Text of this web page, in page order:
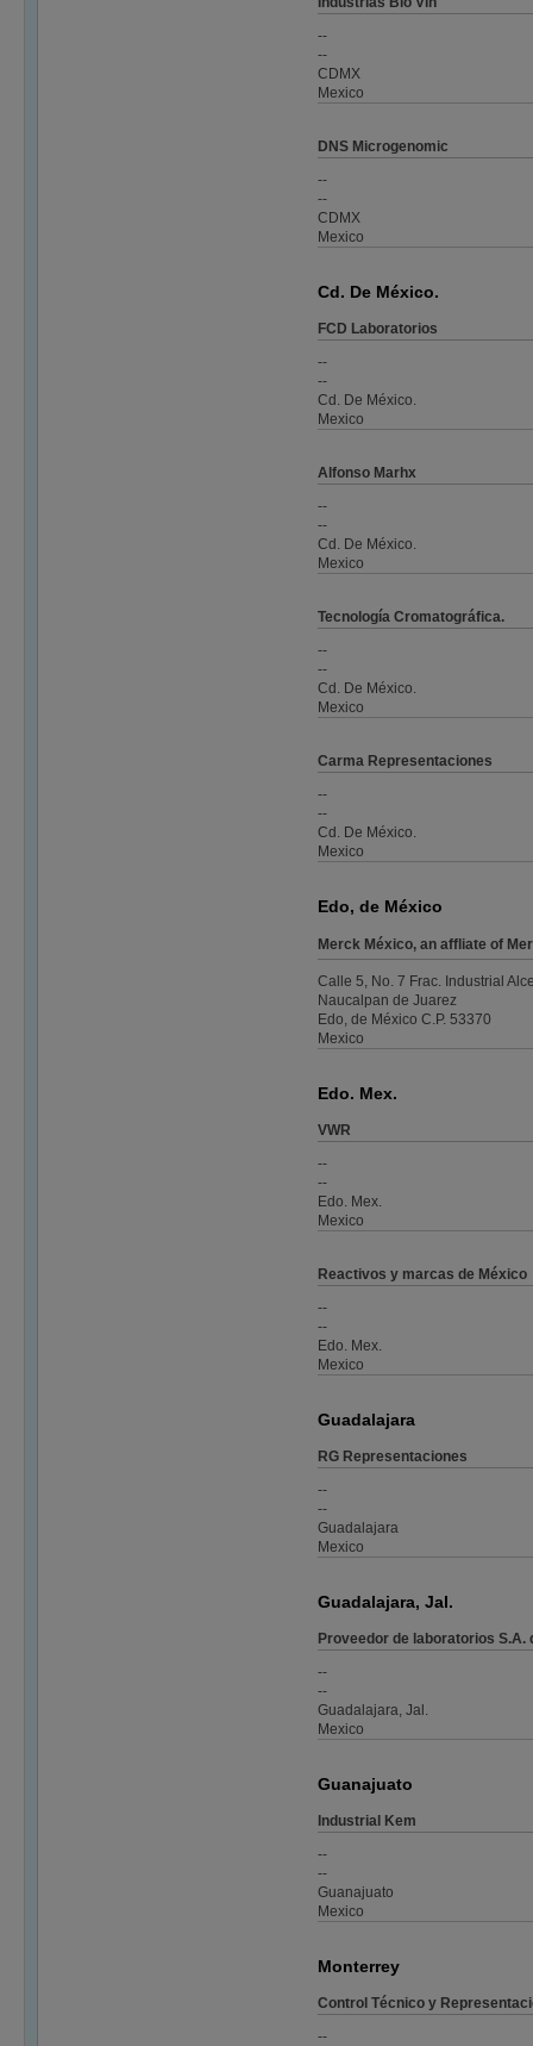
--
--
CDMX
Mexico
DNS Microgenomic
--
--
CDMX
Mexico
Cd. De México.
FCD Laboratorios
--
--
Cd. De México.
Mexico
Alfonso Marhx
--
--
Cd. De México.
Mexico
Tecnología Cromatográfica.
--
--
Cd. De México.
Mexico
Carma Representaciones
--
--
Cd. De México.
Mexico
Edo, de México
Merck México, an affliate of
Calle 5, No. 7 Frac. Industrial
Naucalpan de Juarez
Edo, de México C.P. 53370
Mexico
Edo. Mex.
VWR
--
--
Edo. Mex.
Mexico
Reactivos y marcas de México
--
--
Edo. Mex.
Mexico
Guadalajara
RG Representaciones
--
--
Guadalajara
Mexico
Guadalajara, Jal.
Proveedor de laboratorios S.A.
--
--
Guadalajara, Jal.
Mexico
Guanajuato
Industrial Kem
--
--
Guanajuato
Mexico
Monterrey
Control Técnico y
--